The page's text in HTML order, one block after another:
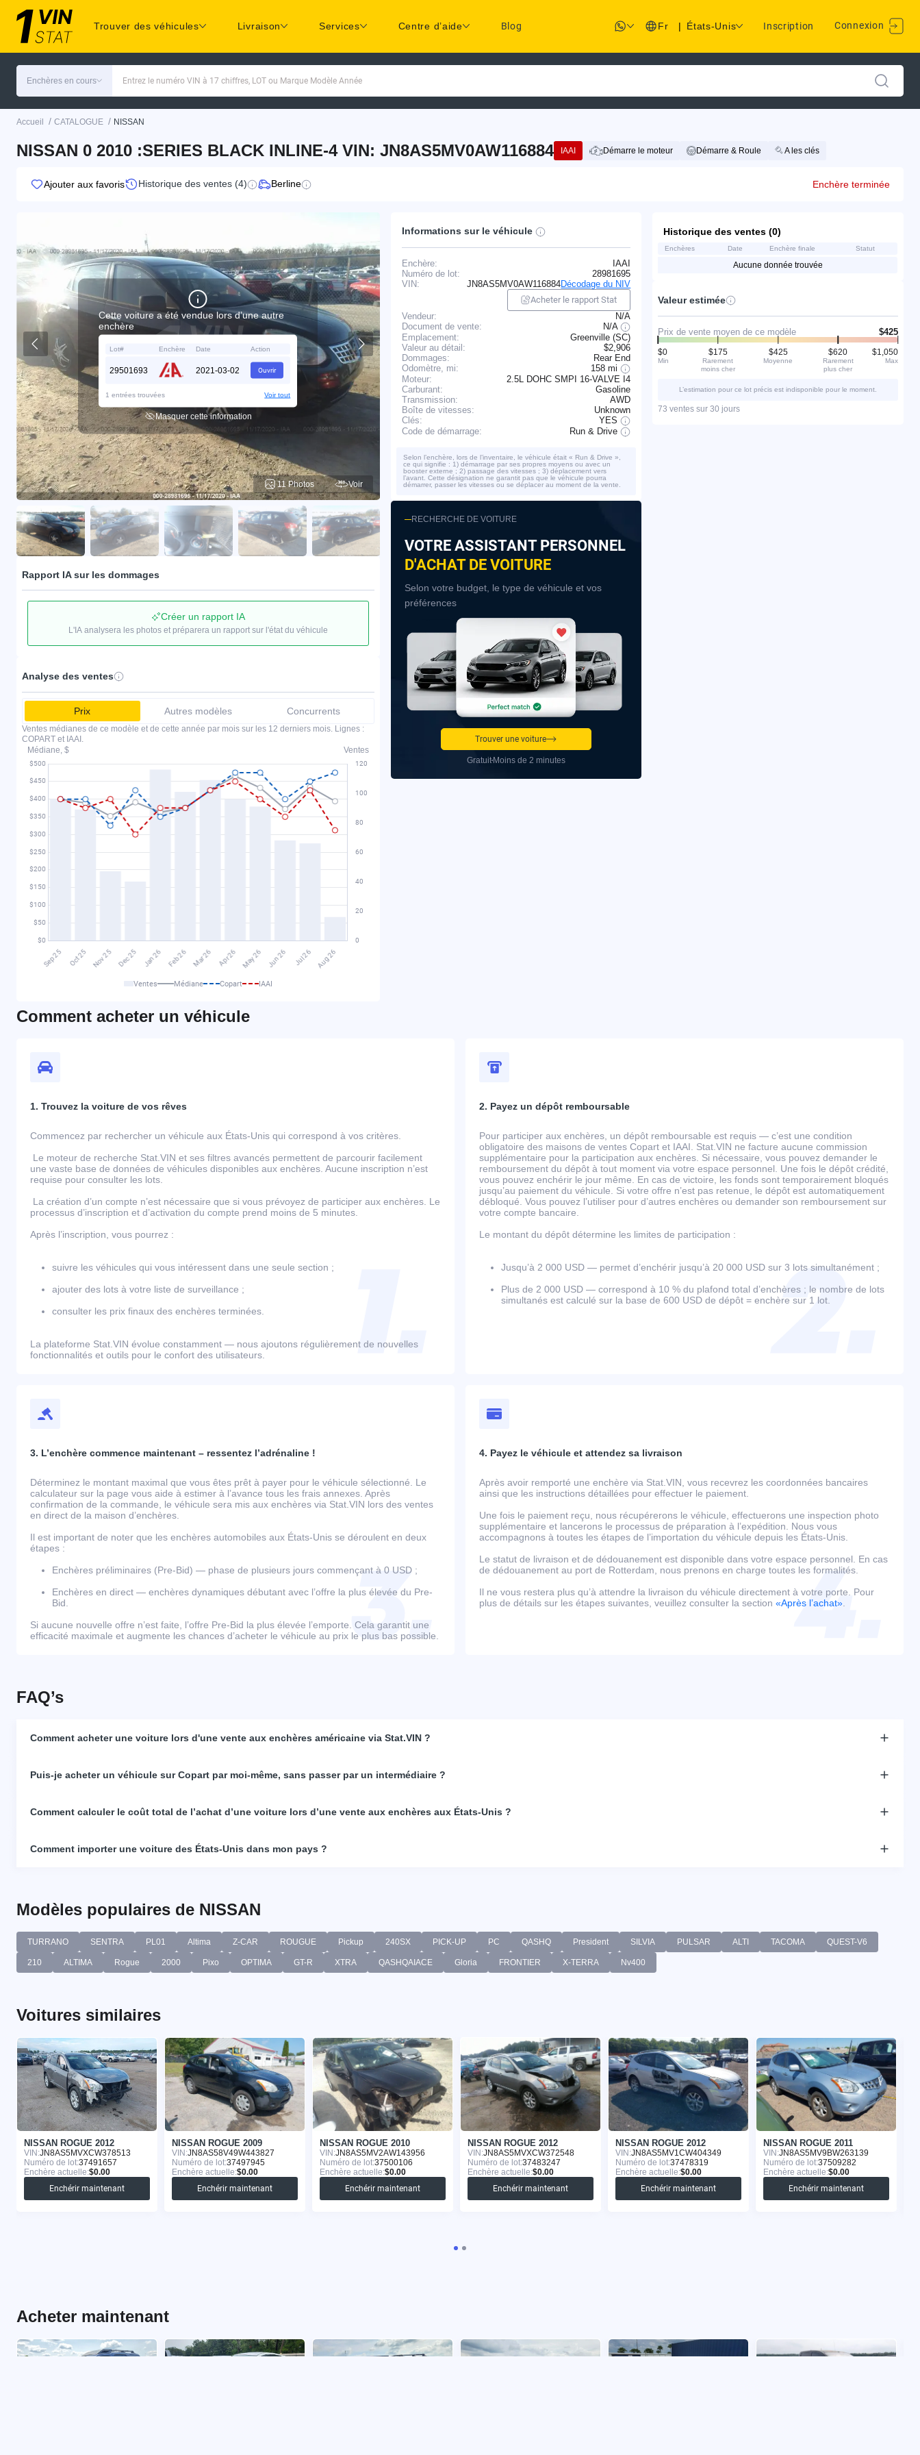
Trouver des véhicules Livraison Services Centre d’aide Blog Fr | États-Unis Inscription Connexion
Enchères en cours Entrez le numéro VIN à 17 chiffres, LOT ou Marque Modèle Année
Accueil / CATALOGUE / NISSAN
NISSAN 0 2010 :SERIES BLACK INLINE-4 VIN: JN8AS5MV0AW116884 IAAI Démarre le moteur Démarre & Roule A les clés
Ajouter aux favoris Historique des ventes (4) Berline Enchère terminée
11 Photos Voir
Cette voiture a été vendue lors d’une autre
enchère
Lot# Enchère Date Action
29501693 2021-03-02 Ouvrir
1 entrées trouvées Voir tout
Masquer cette information
Rapport IA sur les dommages
Créer un rapport IA
L'IA analysera les photos et préparera un rapport sur l'état du véhicule
Analyse des ventes
Prix Autres modèles Concurrents
Ventes médianes de ce modèle et de cette année par mois sur les 12 derniers mois. Lignes :
COPART et IAAI.
Médiane, $
Ventes
Ventes Médiane Copart IAAI
Informations sur le véhicule
Enchère:
IAAI
Numéro de lot:
28981695
VIN:
JN8AS5MV0AW116884Décodage du NIV
Acheter le rapport Stat
Vendeur:
N/A
Document de vente:
N/A
Emplacement:
Greenville (SC)
Valeur au détail:
$2,906
Dommages:
Rear End
Odomètre, mi:
158 mi
Moteur:
2.5L DOHC SMPI 16-VALVE I4
Carburant:
Gasoline
Transmission:
AWD
Boîte de vitesses:
Unknown
Clés:
YES
Code de démarrage:
Run & Drive
Selon l’enchère, lors de l’inventaire, le véhicule était « Run & Drive »,
ce qui signifie : 1) démarrage par ses propres moyens ou avec un
booster externe ; 2) passage des vitesses ; 3) déplacement vers
l’avant. Cette désignation ne garantit pas que le véhicule pourra
démarrer, passer les vitesses ou se déplacer au moment de la vente.
RECHERCHE DE VOITURE
VOTRE ASSISTANT PERSONNEL
D'ACHAT DE VOITURE
Selon votre budget, le type de véhicule et vos
préférences
Trouver une voiture
GratuitMoins de 2 minutes
Historique des ventes (0)
Enchères Date Enchère finale Statut
Aucune donnée trouvée
Valeur estimée
Prix de vente moyen de ce modèle $425
$0
Min
$175
Rarement
moins cher
$425
Moyenne
$620
Rarement
plus cher
$1,050
Max
L’estimation pour ce lot précis est indisponible pour le moment.
73 ventes sur 30 jours
Comment acheter un véhicule
1. Trouvez la voiture de vos rêves
Commencez par rechercher un véhicule aux États-Unis qui correspond à vos critères.
Le moteur de recherche Stat.VIN et ses filtres avancés permettent de parcourir facilement
une vaste base de données de véhicules disponibles aux enchères. Aucune inscription n’est
requise pour consulter les lots.
La création d’un compte n’est nécessaire que si vous prévoyez de participer aux enchères. Le
processus d’inscription et d’activation du compte prend moins de 5 minutes.
Après l’inscription, vous pourrez :
suivre les véhicules qui vous intéressent dans une seule section ;
ajouter des lots à votre liste de surveillance ;
consulter les prix finaux des enchères terminées.
La plateforme Stat.VIN évolue constamment — nous ajoutons régulièrement de nouvelles
fonctionnalités et outils pour le confort des utilisateurs.
2. Payez un dépôt remboursable
Pour participer aux enchères, un dépôt remboursable est requis — c’est une condition
obligatoire des maisons de ventes Copart et IAAI. Stat.VIN ne facture aucune commission
supplémentaire pour la participation aux enchères. Si nécessaire, vous pouvez demander le
remboursement du dépôt à tout moment via votre espace personnel. Une fois le dépôt crédité,
vous pouvez enchérir le jour même. En cas de victoire, les fonds sont temporairement bloqués
jusqu’au paiement du véhicule. Si votre offre n’est pas retenue, le dépôt est automatiquement
débloqué. Vous pouvez l’utiliser pour d’autres enchères ou demander son remboursement sur
votre compte bancaire.
Le montant du dépôt détermine les limites de participation :
Jusqu’à 2 000 USD — permet d’enchérir jusqu’à 20 000 USD sur 3 lots simultanément ;
Plus de 2 000 USD — correspond à 10 % du plafond total d’enchères ; le nombre de lots
simultanés est calculé sur la base de 600 USD de dépôt = enchère sur 1 lot.
3. L’enchère commence maintenant – ressentez l’adrénaline !
Déterminez le montant maximal que vous êtes prêt à payer pour le véhicule sélectionné. Le
calculateur sur la page vous aide à estimer à l’avance tous les frais annexes. Après
confirmation de la commande, le véhicule sera mis aux enchères via Stat.VIN lors des ventes
en direct de la maison d’enchères.
Il est important de noter que les enchères automobiles aux États-Unis se déroulent en deux
étapes :
Enchères préliminaires (Pre-Bid) — phase de plusieurs jours commençant à 0 USD ;
Enchères en direct — enchères dynamiques débutant avec l’offre la plus élevée du Pre-
Bid.
Si aucune nouvelle offre n’est faite, l’offre Pre-Bid la plus élevée l’emporte. Cela garantit une
efficacité maximale et augmente les chances d’acheter le véhicule au prix le plus bas possible.
4. Payez le véhicule et attendez sa livraison
Après avoir remporté une enchère via Stat.VIN, vous recevrez les coordonnées bancaires
ainsi que les instructions détaillées pour effectuer le paiement.
Une fois le paiement reçu, nous récupérerons le véhicule, effectuerons une inspection photo
supplémentaire et lancerons le processus de préparation à l’expédition. Nous vous
accompagnons à toutes les étapes de l’importation du véhicule depuis les États-Unis.
Le statut de livraison et de dédouanement est disponible dans votre espace personnel. En cas
de dédouanement au port de Rotterdam, nous prenons en charge toutes les formalités.
Il ne vous restera plus qu’à attendre la livraison du véhicule directement à votre porte. Pour
plus de détails sur les étapes suivantes, veuillez consulter la section «Après l’achat»
FAQ’s
Comment acheter une voiture lors d'une vente aux enchères américaine via Stat.VIN ?
Puis-je acheter un véhicule sur Copart par moi-même, sans passer par un intermédiaire ?
Comment calculer le coût total de l’achat d’une voiture lors d’une vente aux enchères aux États-Unis ?
Comment importer une voiture des États-Unis dans mon pays ?
Modèles populaires de NISSAN
TURRANO SENTRA PL01 Altima Z-CAR ROUGUE Pickup 240SX PICK-UP PC QASHQ President SILVIA PULSAR ALTI TACOMA QUEST-V6
210 ALTIMA Rogue 2000 Pixo OPTIMA GT-R XTRA QASHQAIACE Gloria FRONTIER X-TERRA Nv400
Voitures similaires
NISSAN ROGUE 2012
VIN:JN8AS5MVXCW378513
Numéro de lot:37491657
Enchère actuelle:$0.00
Enchérir maintenant
NISSAN ROGUE 2009
VIN:JN8AS58V49W443827
Numéro de lot:37497945
Enchère actuelle:$0.00
Enchérir maintenant
NISSAN ROGUE 2010
VIN:JN8AS5MV2AW143956
Numéro de lot:37500106
Enchère actuelle:$0.00
Enchérir maintenant
NISSAN ROGUE 2012
VIN:JN8AS5MVXCW372548
Numéro de lot:37483247
Enchère actuelle:$0.00
Enchérir maintenant
NISSAN ROGUE 2012
VIN:JN8AS5MV1CW404349
Numéro de lot:37478319
Enchère actuelle:$0.00
Enchérir maintenant
NISSAN ROGUE 2011
VIN:JN8AS5MV9BW263139
Numéro de lot:37509282
Enchère actuelle:$0.00
Enchérir maintenant
Acheter maintenant